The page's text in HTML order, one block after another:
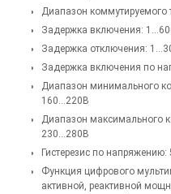
Диапазон коммутируемого
Задержка включения:
Задержка отключения:
Задержка включения по
Диапазон минимального
160...220В
Диапазон максимального
230...280В
Гистерезис по напряжению:
Функция цифрового
активной, реактивной